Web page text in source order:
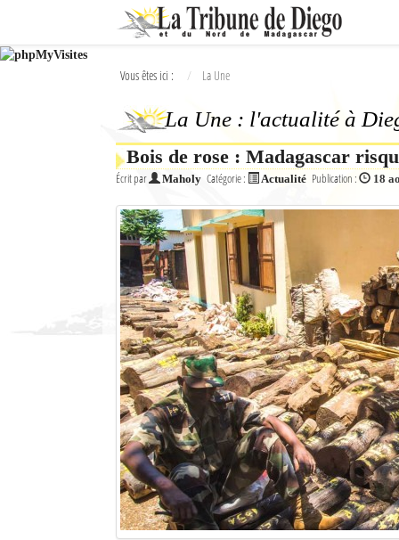
Ok
L'actualité à Diego Suarez
Le Nord de Madagascar
Vous êtes ici : La Une
La Une : l'actualité à
Bois de rose : Madagascar
Écrit par Maholy Catégorie : Actualité Publication : 18